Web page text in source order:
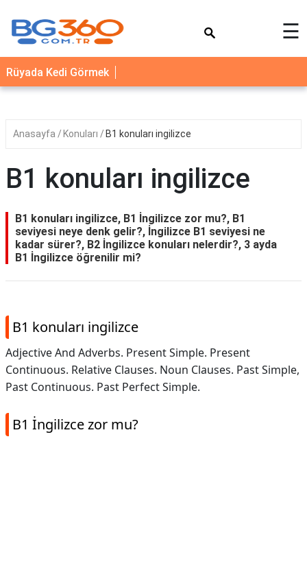
YEMEK
TARİFLERİ
SAĞLIK
☰
Rüyada Kedi Görmek
Anasayfa Konuları B1 konuları ingilizce
B1 konuları ingilizce
B1 konuları ingilizce, B1 İngilizce zor mu?, B1
seviyesi neye denk gelir?, İngilizce B1 seviyesi ne
kadar sürer?, B2 İngilizce konuları nelerdir?, 3 ayda
B1 İngilizce öğrenilir mi?
B1 konuları ingilizce
Adjective And Adverbs. Present Simple. Present
Continuous. Relative Clauses. Noun Clauses. Past Simple,
Past Continuous. Past Perfect Simple.
B1 İngilizce zor mu?